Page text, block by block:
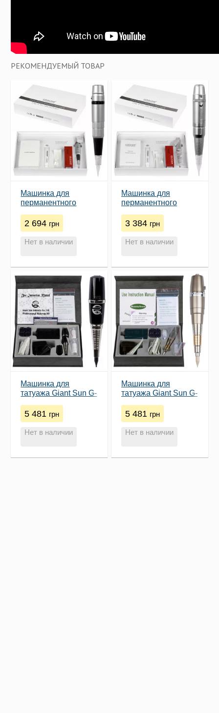
РЕКОМЕНДУЕМЫЙ ТОВАР
Машинка для
перманентного
2010
2 694 грн
Нет в наличии
Машинка для
перманентного
2011
3 384 грн
Нет в наличии
Машинка для
татуажа Giant Sun G-
5 481 грн
Нет в наличии
Машинка для
татуажа Giant Sun G-
5 481 грн
Нет в наличии